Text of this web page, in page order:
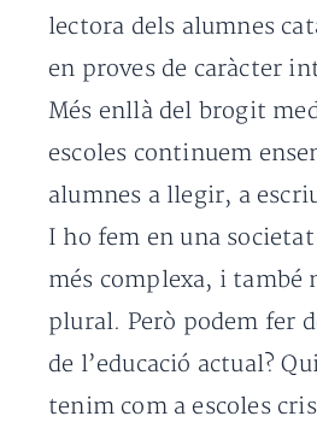
lectora dels alumnes
en proves de caràcter
Més enllà del brogit
escoles continuem
alumnes a llegir, a
I ho fem en una societat
més complexa, i també
plural. Però podem fer
de l’educació actual?
tenim com a escoles